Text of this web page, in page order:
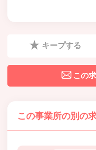
キープする
この
この事業所の別の